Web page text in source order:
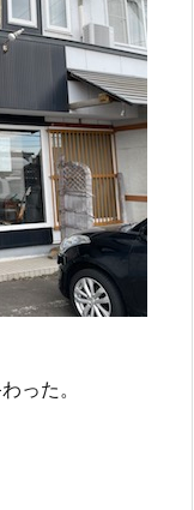
った。